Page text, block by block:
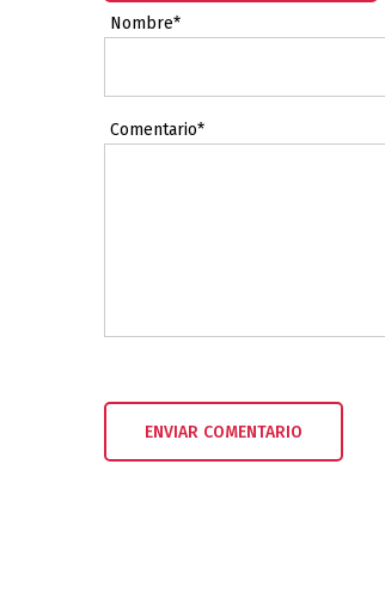
Nombre*
Comentario*